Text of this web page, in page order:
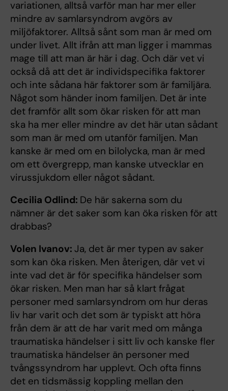
variationen, alltså varför man har mer eller
mindre av samlarsyndrom avgörs av
miljöfaktorer. Alltså sånt som man är med om
under livet. Allt ifrån att man ligger i mammas
mage till att man är här i dag. Och där vet vi
också då att det är individspecifika faktorer
och inte sådana här faktorer som är familjära.
Något som händer inom familjen. Det är inte
det framför allt som ökar risken för att man
ska ha mer eller mindre av det här utan sådant
som man är med om utanför familjen. Man
kanske är med om en bilolycka, man är med
om ett övergrepp, man kanske utvecklar en
virussjukdom eller något sådant.
Cecilia Odlind: De här sakerna som du
nämner är det saker som kan öka risken för att
drabbas?
Volen Ivanov: Ja, det är mer typen av saker
som kan öka risken. Men återigen, där vet vi
inte vad det är för specifika händelser som
ökar risken. Men man har så klart frågat
personer med samlarsyndrom om hur deras
liv har varit och det som är typiskt att höra
från dem är att de har varit med om många
traumatiska händelser i sitt liv och kanske fler
traumatiska händelser än personer med
tvångssyndrom har upplevt. Och ofta finns
det en tidsmässig koppling mellan den